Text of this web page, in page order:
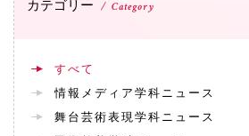
カテゴリー Category
すべて
情報メディア学科ニュース
舞台芸術表現学科ニュース